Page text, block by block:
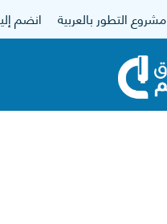
مشروع التطور بالعربية انضم